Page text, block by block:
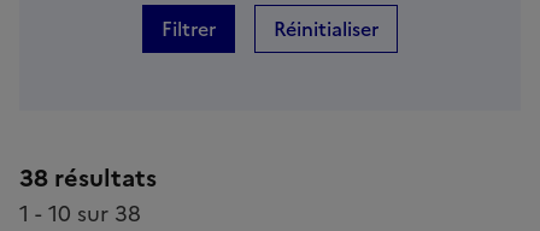
Filtrer Réinitialiser
38 résultats
1 - 10 sur 38